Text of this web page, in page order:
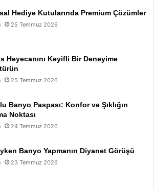
Hediye Kutularında Premium Çözümler
25 Temmuz 2026
Heyecanını Keyifli Bir Deneyime
25 Temmuz 2026
Banyo Paspası: Konfor ve Şıklığın
Noktası
24 Temmuz 2026
Banyo Yapmanın Diyanet Görüşü
23 Temmuz 2026